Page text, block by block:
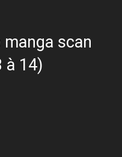
scan
à 14)